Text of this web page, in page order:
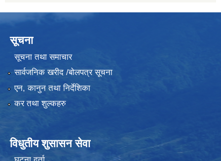
सूचना
सूचना तथा समाचार
सार्वजनिक खरीद /बोलपत्र सूचना
एन, कानुन तथा निर्देशिका
कर तथा शुल्कहरु
विधुतीय शुसासन सेवा